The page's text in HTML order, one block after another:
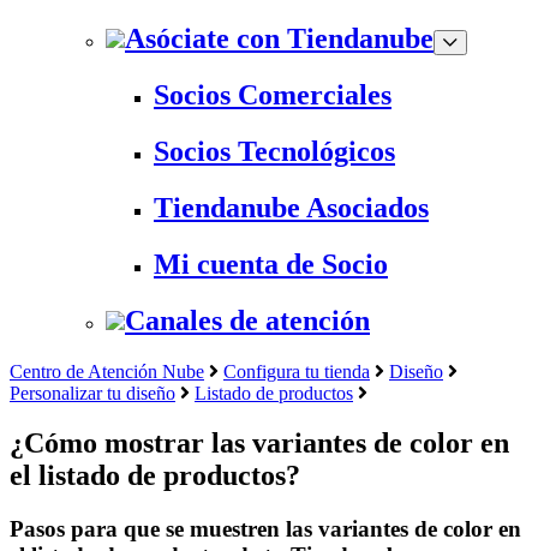
Asóciate con Tiendanube
Socios Comerciales
Socios Tecnológicos
Tiendanube Asociados
Mi cuenta de Socio
Canales de atención
Centro de Atención Nube Configura tu tienda
Diseño
Personalizar tu diseño
Listado de productos
¿Cómo mostrar las variantes de color en
el listado de productos?
Pasos para que se muestren las variantes de color en